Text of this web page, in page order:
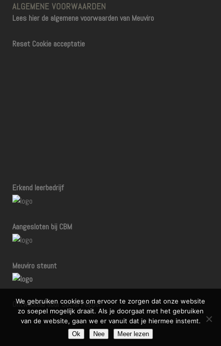
ALGEMENE VOORWAARDEN
Lees hier de algemene voorwaarden van Meuviro
Reset Cookie acceptatie
Erkend leerbedrijf
Aangesloten bij CBM
Meuviro steunt
Ontwikkeld door Social Pepper
We gebruiken cookies om ervoor te zorgen dat onze website
zo soepel mogelijk draait. Als je doorgaat met het gebruiken
van de website, gaan we er vanuit dat je hiermee instemt.
Ok Nee Meer lezen